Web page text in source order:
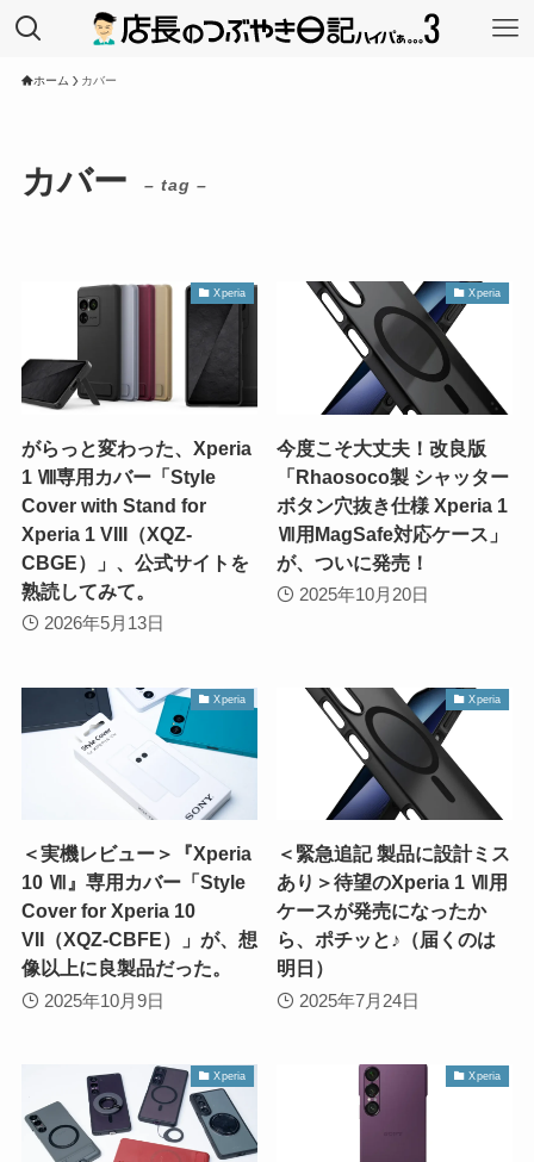
ホーム カバー
カバー – tag –
Xperia
がらっと変わった、Xperia
1 Ⅷ専用カバー「Style
Cover with Stand for
Xperia 1 VIII（XQZ-
CBGE）」、公式サイトを
熟読してみて。
2026年5月13日
Xperia
今度こそ大丈夫！改良版
「Rhaosoco製 シャッター
ボタン穴抜き仕様 Xperia 1
Ⅶ用MagSafe対応ケース」
が、ついに発売！
2025年10月20日
Xperia
＜実機レビュー＞『Xperia
10 Ⅶ』専用カバー「Style
Cover for Xperia 10
VII（XQZ-CBFE）」が、想
像以上に良製品だった。
2025年10月9日
Xperia
＜緊急追記 製品に設計ミス
あり＞待望のXperia 1 Ⅶ用
ケースが発売になったか
ら、ポチッと♪（届くのは
明日）
2025年7月24日
Xperia Xperia